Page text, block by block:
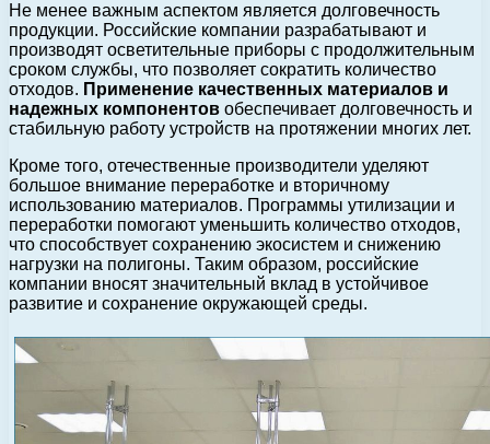
Не менее важным аспектом является долговечность
продукции. Российские компании разрабатывают и
производят осветительные приборы с продолжительным
сроком службы, что позволяет сократить количество
отходов. Применение качественных материалов и
надежных компонентов обеспечивает долговечность и
стабильную работу устройств на протяжении многих лет.
Кроме того, отечественные производители уделяют
большое внимание переработке и вторичному
использованию материалов. Программы утилизации и
переработки помогают уменьшить количество отходов,
что способствует сохранению экосистем и снижению
нагрузки на полигоны. Таким образом, российские
компании вносят значительный вклад в устойчивое
развитие и сохранение окружающей среды.